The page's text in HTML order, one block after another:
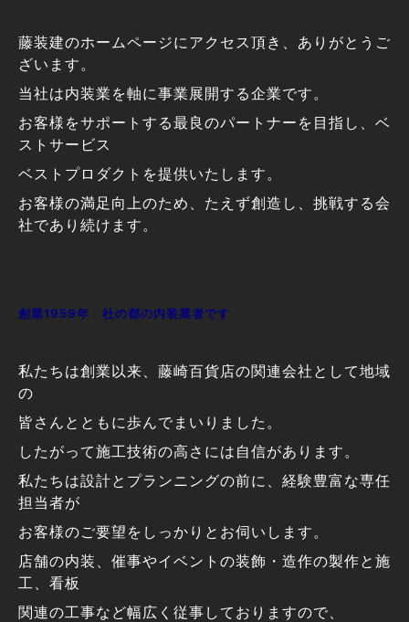
藤装建のホームページにアクセス頂き、ありがとうご
ざいます。
当社は内装業を軸に事業展開する企業です。
お客様をサポートする最良のパートナーを目指し、ベ
ストサービス
ベストプロダクトを提供いたします。
お客様の満足向上のため、たえず創造し、挑戦する会
社であり続けます。
創業1959年 杜の都の内装業者です
私たちは創業以来、藤崎百貨店の関連会社として地域
の
皆さんとともに歩んでまいりました。
したがって施工技術の高さには自信があります。
私たちは設計とプランニングの前に、経験豊富な専任
担当者が
お客様のご要望をしっかりとお伺いします。
店舗の内装、催事やイベントの装飾・造作の製作と施
工、看板
関連の工事など幅広く従事しておりますので、